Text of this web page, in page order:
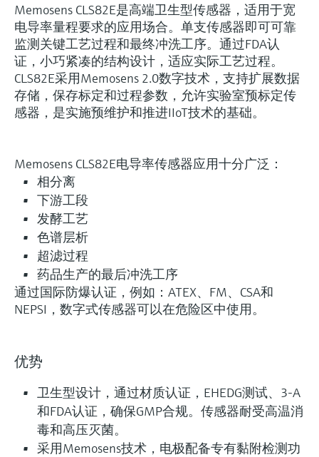
Memosens CLS82E是高端卫生型传感器，适用于宽
电导率量程要求的应用场合。单支传感器即可可靠
监测关键工艺过程和最终冲洗工序。通过FDA认
证，小巧紧凑的结构设计，适应实际工艺过程。
CLS82E采用Memosens 2.0数字技术，支持扩展数据
存储，保存标定和过程参数，允许实验室预标定传
感器，是实施预维护和推进IIoT技术的基础。
Memosens CLS82E电导率传感器应用十分广泛：
相分离
下游工段
发酵工艺
色谱层析
超滤过程
药品生产的最后冲洗工序
通过国际防爆认证，例如：ATEX、FM、CSA和
NEPSI，数字式传感器可以在危险区中使用。
优势
卫生型设计，通过材质认证，EHEDG测试、3-A
和FDA认证，确保GMP合规。传感器耐受高温消
毒和高压灭菌。
采用Memosens技术，电极配备专有黏附检测功